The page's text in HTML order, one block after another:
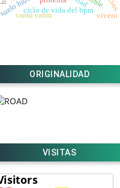
ciclo de vida del bpm
camu camu vivero
ORIGINALIDAD
VISITAS